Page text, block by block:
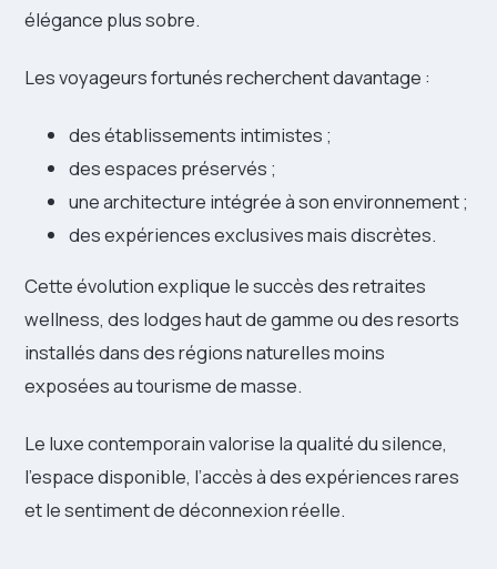
élégance plus sobre.
Les voyageurs fortunés recherchent davantage :
des établissements intimistes ;
des espaces préservés ;
une architecture intégrée à son environnement ;
des expériences exclusives mais discrètes.
Cette évolution explique le succès des retraites
wellness, des lodges haut de gamme ou des resorts
installés dans des régions naturelles moins
exposées au tourisme de masse.
Le luxe contemporain valorise la qualité du silence,
l’espace disponible, l’accès à des expériences rares
et le sentiment de déconnexion réelle.